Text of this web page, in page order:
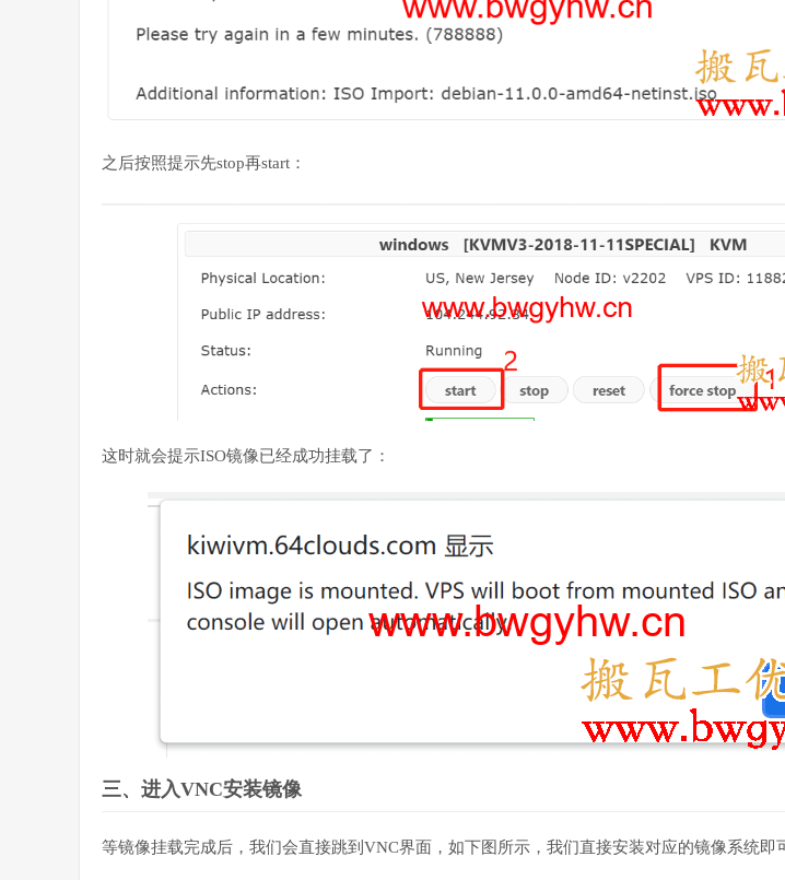
之后按照提示先stop再start：
这时就会提示ISO镜像已经成功挂载了：
三、进入VNC安装镜像
等镜像挂载完成后，我们会直接跳到VNC界面，如下图所示，我们直接安装对应的镜像系统即